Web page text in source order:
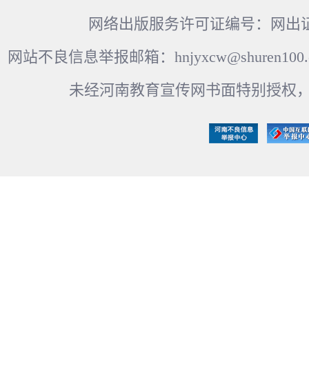
网络出版服务许可证编号：网出
网站不良信息举报邮箱：
未经河南教育宣传网书面特别授权